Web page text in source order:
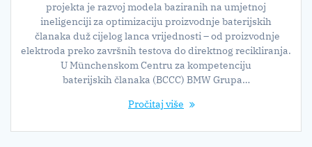
projekta je razvoj modela baziranih na umjetnoj
ineligenciji za optimizaciju proizvodnje baterijskih
članaka duž cijelog lanca vrijednosti – od proizvodnje
elektroda preko završnih testova do direktnog recikliranja.
U Münchenskom Centru za kompetenciju
baterijskih članaka (BCCC) BMW Grupa…
Pročitaj više